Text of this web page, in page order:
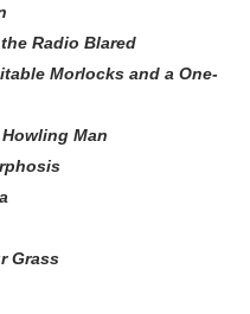
Radio Blared
Morlocks and a One-
Man
Grass